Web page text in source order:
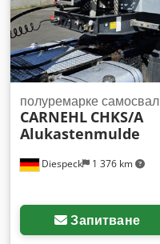
Diespeck 1 376 km
полуремарке самосвал
CARNEHL CHKS/A
Alukastenmulde
Запитване